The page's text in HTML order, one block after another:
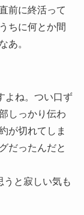
前に終活って
ちに何とか間
あ。
よね。つい口ず
しっかり伝わ
が切れてしま
だったんだと
うと寂しい気も